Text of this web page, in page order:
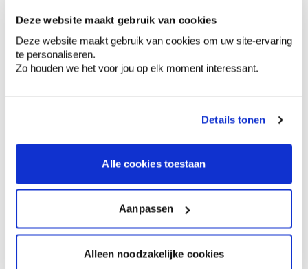
Deze website maakt gebruik van cookies
Deze website maakt gebruik van cookies om uw site-ervaring
te personaliseren.
Zo houden we het voor jou op elk moment interessant.
Details tonen
Alle cookies toestaan
Aanpassen
Alleen noodzakelijke cookies
Kleuren kiezen op basis
van lichtinval en
meubels in huis
ging langs bij Nadia en hielp haar
Naast een basiswit werden